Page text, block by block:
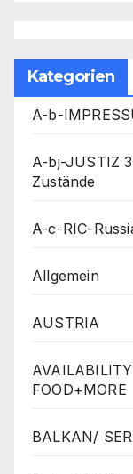
Kategorien
A-b-
A-bj-JUSTIZ
Zustände
A-c-RIC-
Allgemein
AUSTRIA
FOOD+MORE
BALKAN/